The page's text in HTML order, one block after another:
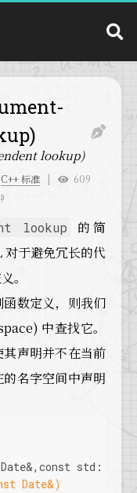
lookup)
C++ 标准
609
lookup
的简
于避免冗长的代
。
数定义，则我们
中查找它。
声明并不在当前
名字空间中声明
Date&, const
Date&)